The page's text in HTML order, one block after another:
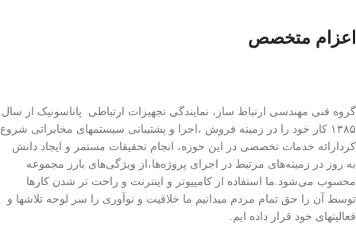
اعزام متخصص
گروه فنی مهندسی ارتباط ساز، نمایندگی تجهیزات ارتباطی پاناسونیک از سال
۱۳۸۵ کار خود را در زمینه فروش ،اجرا و پشتیبانی سیستمهای مخابراتی شروع
کردارائه خدمات تخصصی در این حوزه، انجام تحقیقات مستمر و ایجاد دانش
به‌ روز در زمینه‌های مرتبط در اجرای پروژه‌ها،از ویژگی‌های بارز مجموعه
محسوب می‌شود.ما استفاده از کامپیوتر و اینترنت و راحت تر شدن کارها
توسط آن را حق تمام مردم میدانیم ما خلاقیت و نوآوری را سر لوحه تلاشها و
فعالیتهای خود قرار داده ایم.